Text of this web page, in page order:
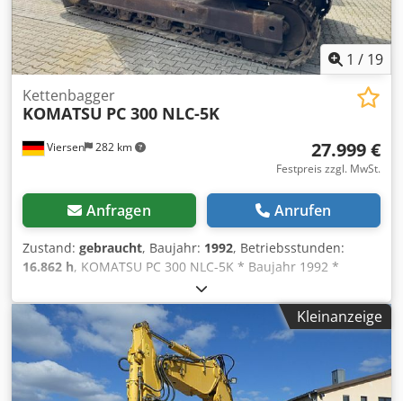
Angaben freibleibend.Änderungen, Druck- und
Übermittlungsfehler sowie Zwischenverkauf vorbehalten.
Alle Angaben zu Farbe, Ausstattung, Zustand,
Eigenschaften etc. der angebotenen Fahrzeuge sind ohne
Gewähr. Schreibfehler-/Irrtümer-/ Zwischenverkauf
vorbehalten
1 / 19
Viersen 282 km
Kettenbagger
KOMATSU PC 300 NLC-5K
27.999 €
Festpreis zzgl. MwSt.
Anfragen Anrufen
Zustand: gebraucht, Baujahr: 1992, Betriebsstunden:
16.862 h, KOMATSU PC 300 NLC-5K * Baujahr 1992 *
Betriebsstunden : 16.862 h * Laufwerk gut * Tieflöffel
Lehnhoff inkl. * Guter Zustand Einsatzbereit Dcsdpfx
Aezhp Nhen Hok
Kleinanzeige